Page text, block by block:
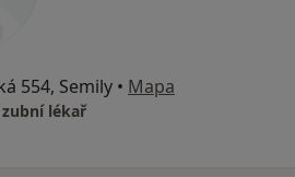
554, Semily • Mapa
lékař